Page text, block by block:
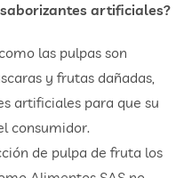
artificiales?
las pulpas son
y frutas dañadas,
artificiales para que su
consumidor.
de pulpa de fruta los